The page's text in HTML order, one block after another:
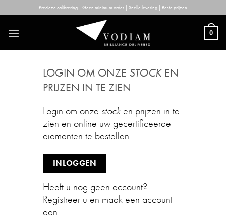
to
content
Precieze calibrering | Geen minimum order | Snelle levering | Beste prijzen
0
LOGIN OM ONZE STOCKEN
PRIJZEN IN TE ZIEN
Login om onze stock en prijzen in te
zien en online uw gecertificeerde
diamanten te bestellen.
INLOGGEN
Heeft u nog geen account?
Registreer u en maak een account
aan.